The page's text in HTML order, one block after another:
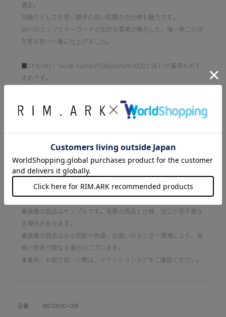
選定。
羽織りとしても使い勝手の良い前開きの仕様も魅力です。
MA-1のエッジとテーラードの知的な要素が融合した、唯一無二の存
在感を放つ一着に仕上げました。
■STYLING：Textile hybrid PT(460JSN31-0921)とSET UP着用もおす
すめです。
けてラフに羽織るモードなレイヤードスタイルも楽しめます。
■伸縮性：あり
■裏地：なし
■洗濯：手洗い可
※画像の商品はサンプルです。実際の商品と仕様、加工が若干異な
る場合があります。
※画像の商品は光の照射や角度、お使いのモニター環境により、実
物と色味が異なる場合がございます。
※着用、お取り扱いの際は、アテンションタグをご確認ください。
品番 460JSN30-0911